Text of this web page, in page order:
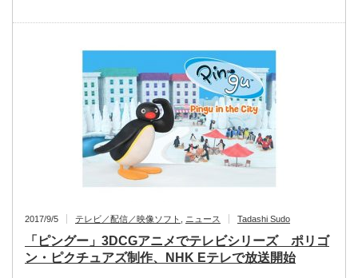
2017/9/5 テレビ／配信／映像ソフト ニュース Tadashi Sudo
「ピングー」3DCGアニメでテレビシリーズ ポリゴ
ン・ピクチュアズ制作、NHK Eテレで放送開始